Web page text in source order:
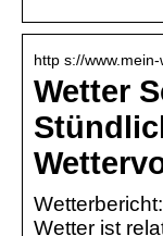
http s://
Wetter
Wetter ist